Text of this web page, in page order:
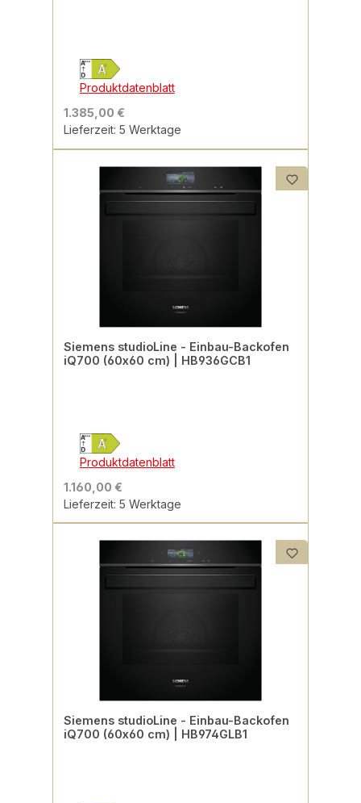
Produktdatenblatt
1.385,00 €
Lieferzeit: 5 Werktage
Siemens studioLine - Einbau-Backofen
iQ700 (60x60 cm) | HB936GCB1
Produktdatenblatt
1.160,00 €
Lieferzeit: 5 Werktage
Siemens studioLine - Einbau-Backofen
iQ700 (60x60 cm) | HB974GLB1